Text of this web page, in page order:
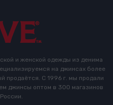
и женской одежды из денима
на джинсах более
продаётся. С 1996 г. мы продали
джинсы оптом в 300 магазинов